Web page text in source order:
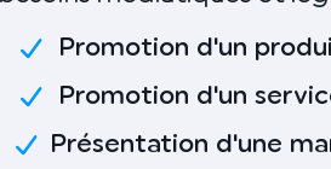
Promotion d'un
Promotion d'un
Présentation d'une